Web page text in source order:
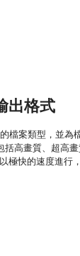
出格式
檔案類型，並為
高畫質、超高
快的速度進行